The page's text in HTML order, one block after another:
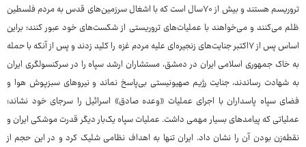
تروریسم هستند و بیش از ۷۰سال است که با اشغال سرزمین‌های قدس به مردم فلسطین
ظلم می‌کنند و می‌خواهند با عملیات‌های تروریستی از شکست‌های خود عبور کنند؛ براین
اساس پس از ۷اکتبر جنایت‌های زنجیره‌ای علیه مردم غزه را کلید زدند و پس از آنکه با حمله
به خاک جمهوری اسلامی ایران در دمشق، مستشاران ارشد سپاه را در سرکنسولگری ایران
به شهادت رساندند، جنایت رژیم صهیونیستی بی‌پاسخ نماند و نیروهای سبزپوش هوا و
فضای سپاه پاسداران با اجرای عملیات «وعده صادق» اسرائیل را سرجای خود نشاند؛
عملیاتی که پیامدهای بسیار مهمی داشت. عملیات سپاه یک‌بار دیگر قدرت موشکی ایران و
نقطه‌زن بودن آن را نشان داد. ایران تنها به اهداف نظامی شلیک کرد و در این حجم از